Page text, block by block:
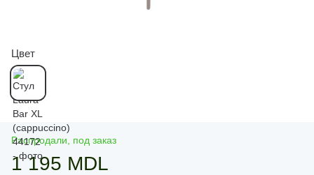
Цвет
Распродали, под заказ
1 195 MDL